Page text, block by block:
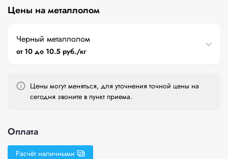
Цены на металлолом
Черный металлолом
от 10 до 10.5 руб./кг
Цены могут меняться, для уточнения точной цены на
сегодня звоните в пункт приема.
Оплата
Расчёт наличными